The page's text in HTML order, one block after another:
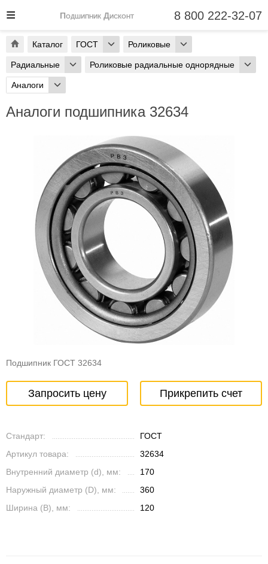
Каталог ГОСТ Роликовые
Радиальные Роликовые радиальные однорядные
Аналоги
Аналоги подшипника 32634
Подшипник ГОСТ 32634
Запросить цену Прикрепить счет
Стандарт:
ГОСТ
Артикул товара:
32634
Внутренний диаметр (d), мм:
170
Наружный диаметр (D), мм:
360
Ширина (B), мм:
120
Подшипник Дисконт 8 800 222-32-07